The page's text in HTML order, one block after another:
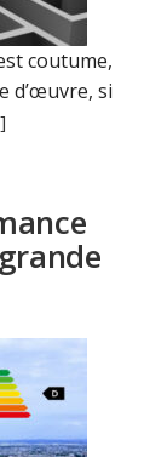
coutume,
d’œuvre, si